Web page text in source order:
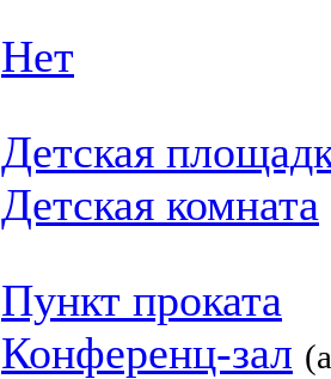
Нет
Детская
Детская комната
Пункт проката
Конференц-зал